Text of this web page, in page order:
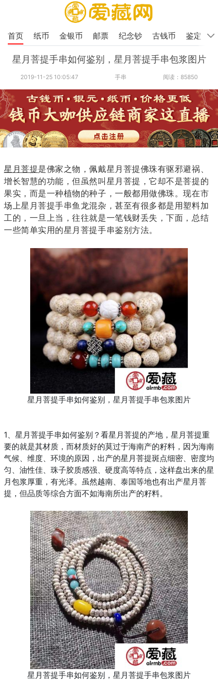
首页 纸币 金银币 邮票 纪念钞 古钱币 鉴定
星月菩提手串如何鉴别，星月菩提手串包浆图片
2019-11-25 10:05:47 手串 阅读：85850
星月菩提是佛家之物，佩戴星月菩提佛珠有驱邪避祸、
增长智慧的功能，但虽然叫星月菩提，它却不是菩提的
果实，而是一种植物的种子，一般都用做佛珠。现在市
场上星月菩提手串鱼龙混杂，甚至有很多都是用塑料加
工的，一旦上当，往往就是一笔钱财丢失，下面，总结
一些简单实用的星月菩提手串鉴别方法。
星月菩提手串如何鉴别，星月菩提手串包浆图片
1、星月菩提手串如何鉴别？ 看星月菩提的产地，星月菩提重
要的就是其材质，而材质好的莫过于海南产的籽料，因为海南
气候、维度、环境的原因，出产的星月菩提斑点细密、密度均
匀、油性佳、珠子胶质感强、硬度高等特点，这样盘出来的星
月包浆厚重，有光泽。虽然越南、泰国等地也有出产星月菩
提，但品质等综合方面不如海南所出产的籽料。
星月菩提手串如何鉴别，星月菩提手串包浆图片